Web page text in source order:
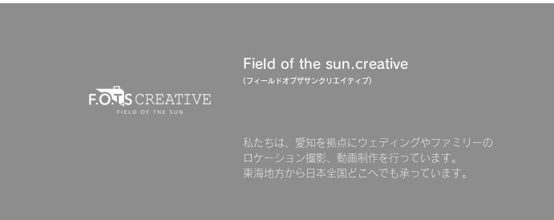
Field of the sun.creative
(フィールドオブザサン​クリエイティブ)
私たちは、愛知を拠点にウェディングやファミリーの
ロケーション撮影、動画制作を行っています。
東海地方から日本全国どこへでも承っています。